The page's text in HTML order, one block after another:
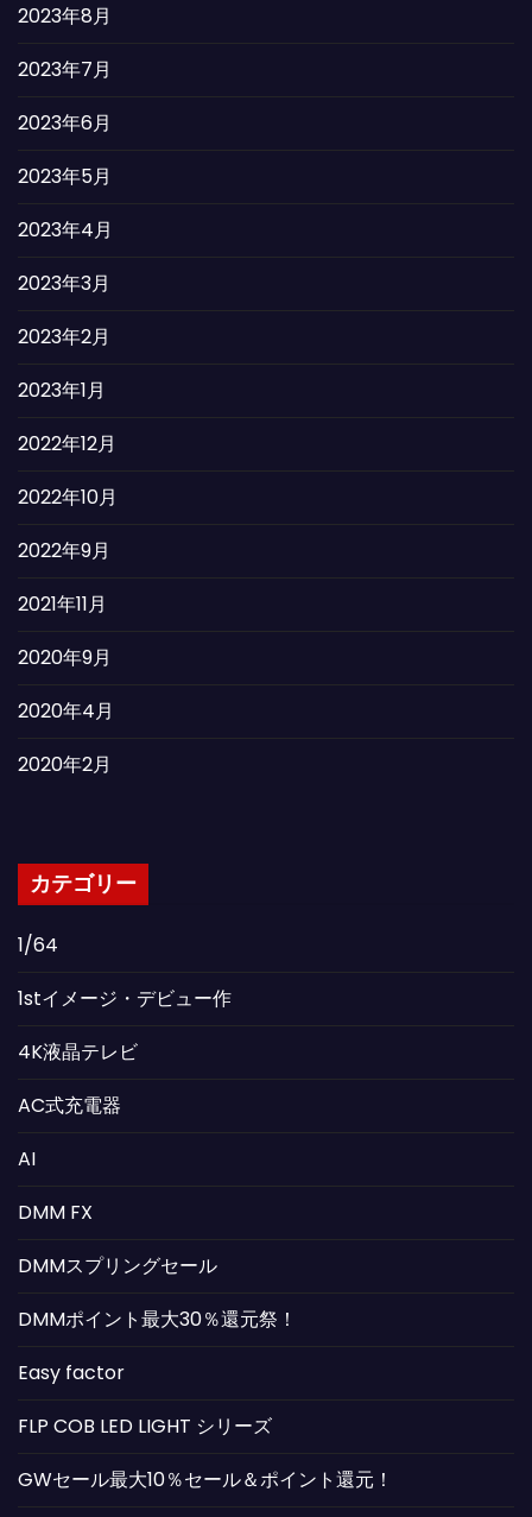
2023年8月
2023年7月
2023年6月
2023年5月
2023年4月
2023年3月
2023年2月
2023年1月
2022年12月
2022年10月
2022年9月
2021年11月
2020年9月
2020年4月
2020年2月
カテゴリー
1/64
1stイメージ・デビュー作
4K液晶テレビ
AC式充電器
AI
DMM FX
DMMスプリングセール
DMMポイント最大30％還元祭！
Easy factor
FLP COB LED LIGHT シリーズ
GWセール最大10％セール＆ポイント還元！